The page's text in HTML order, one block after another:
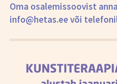
Oma osalemissoovist
info@hetas.ee või